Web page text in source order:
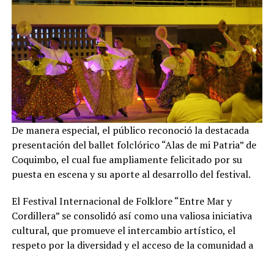
De manera especial, el público reconoció la destacada
presentación del ballet folclórico “Alas de mi Patria” de
Coquimbo, el cual fue ampliamente felicitado por su
puesta en escena y su aporte al desarrollo del festival.
El Festival Internacional de Folklore “Entre Mar y
Cordillera” se consolidó así como una valiosa iniciativa
cultural, que promueve el intercambio artístico, el
respeto por la diversidad y el acceso de la comunidad a